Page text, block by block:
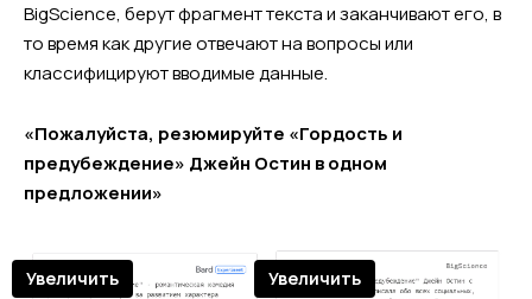
BigScience, берут фрагмент текста и заканчивают его, в
то время как другие отвечают на вопросы или
классифицируют вводимые данные.
«Пожалуйста, резюмируйте «Гордость и
предубеждение» Джейн Остин в одном
предложении»
Увеличить Увеличить